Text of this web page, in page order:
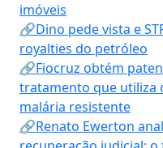
imóveis
🔗Dino pede vista e
royalties do petróleo
🔗Fiocruz obtém
tratamento que utiliza
malária resistente
🔗Renato Ewerton